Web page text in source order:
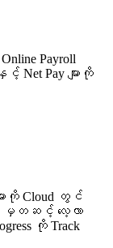
Payroll
Net Pay များကို
ားကို Cloud တွင်
မှတဆင့် လေ့လာ
ကို Track